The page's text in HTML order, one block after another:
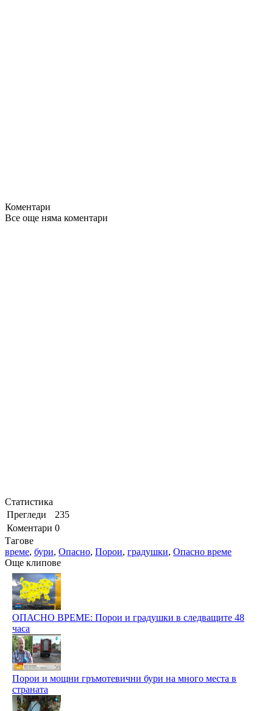
Коментари
Все още няма коментари
Статистика
Прегледи
235
Коментари 0
Тагове
време, бури, Опасно, Порои, градушки, Опасно време
Още клипове
ОПАСНО ВРЕМЕ: Порои и градушки в следващите 48
часа
Порои и мощни гръмотевични бури на много места в
страната